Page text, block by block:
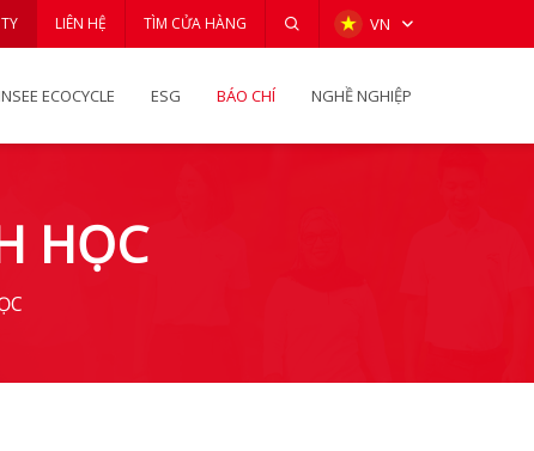
LIÊN HỆ TÌM CỬA HÀNG VN
ECOCYCLE ESG BÁO CHÍ NGHỀ NGHIỆP
HỌC